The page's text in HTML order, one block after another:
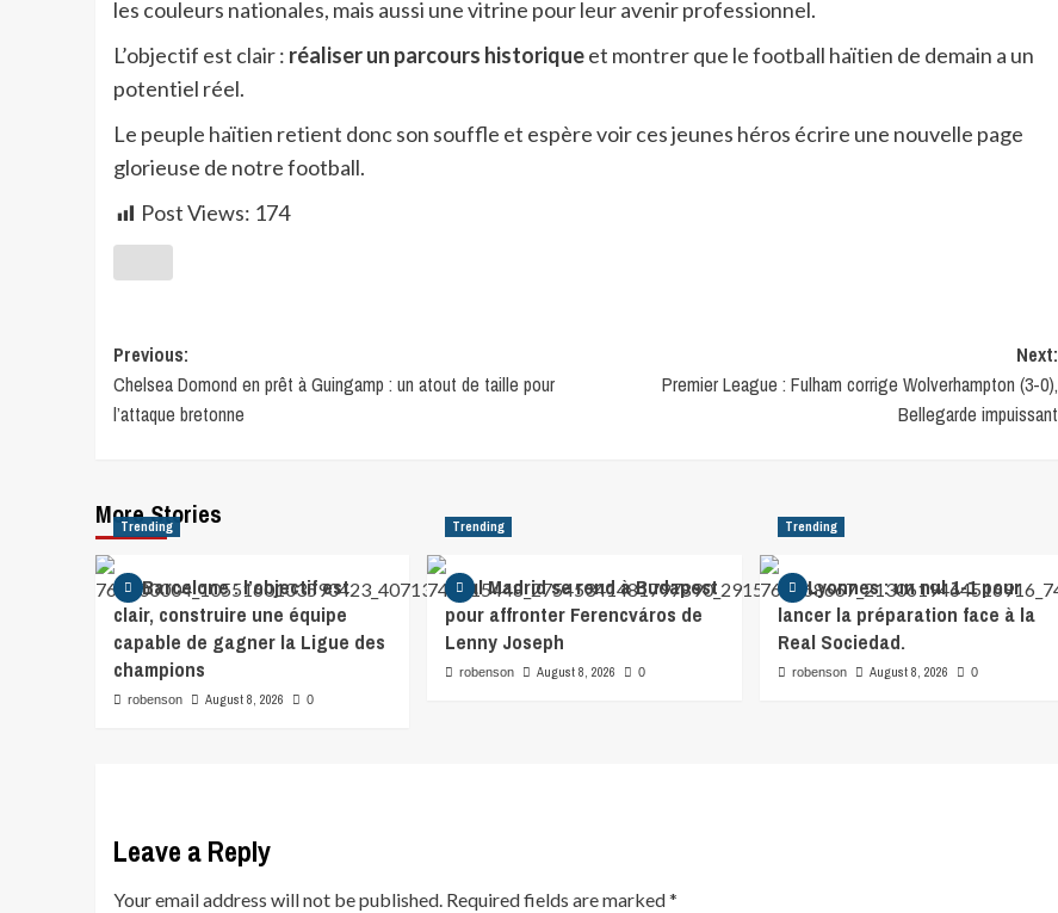
les couleurs nationales, mais aussi une vitrine pour leur avenir professionnel.
L’objectif est clair : réaliser un parcours historiqueet montrer que le football haïtien de demain a un
potentiel réel.
Le peuple haïtien retient donc son souffle et espère voir ces jeunes héros écrire une nouvelle page
glorieuse de notre football.
Post Views: 174
Previous:
Chelsea Domond en prêt à Guingamp : un atout de taille pour
l’attaque bretonne
Next:
Premier League : Fulham corrige Wolverhampton (3-0),
Bellegarde impuissant
More Stories
Trending
FC Barcelone : l’objectif est
clair, construire une équipe
capable de gagner la Ligue des
champions
robenson August 8, 2026 0
Trending
Real Madrid se rend à Budapest
pour affronter Ferencváros de
Lenny Joseph
robenson August 8, 2026 0
Trending
OL Lyonnes : un nul 1-1 pour
lancer la préparation face à la
Real Sociedad.
robenson August 8, 2026 0
Leave a Reply
Your email address will not be published. Required fields are marked*